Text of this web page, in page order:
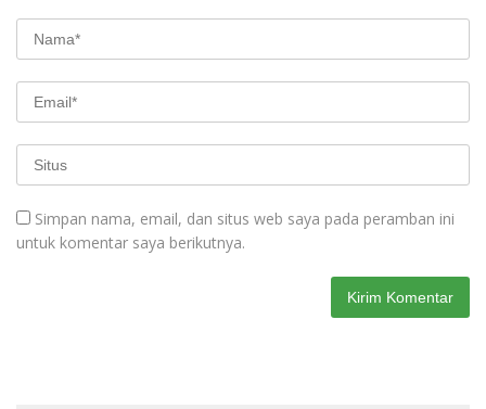
Simpan nama, email, dan situs web saya pada peramban ini
untuk komentar saya berikutnya.